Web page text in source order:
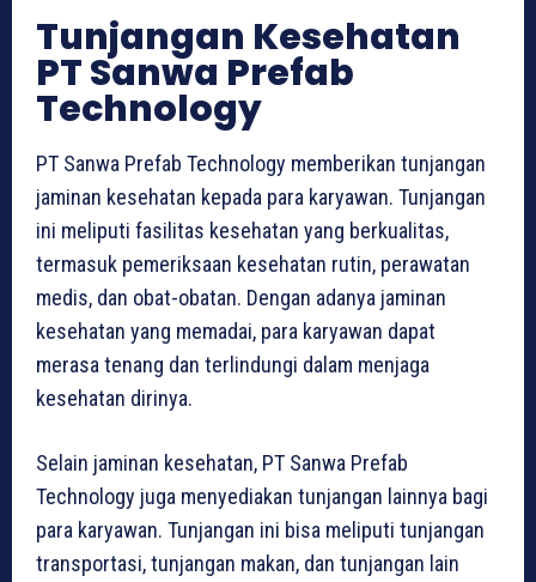
Tunjangan Kesehatan
PT Sanwa Prefab
Technology
PT Sanwa Prefab Technology memberikan tunjangan
jaminan kesehatan kepada para karyawan. Tunjangan
ini meliputi fasilitas kesehatan yang berkualitas,
termasuk pemeriksaan kesehatan rutin, perawatan
medis, dan obat-obatan. Dengan adanya jaminan
kesehatan yang memadai, para karyawan dapat
merasa tenang dan terlindungi dalam menjaga
kesehatan dirinya.
Selain jaminan kesehatan, PT Sanwa Prefab
Technology juga menyediakan tunjangan lainnya bagi
para karyawan. Tunjangan ini bisa meliputi tunjangan
transportasi, tunjangan makan, dan tunjangan lain